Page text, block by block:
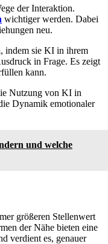
der Interaktion.
wichtiger werden. Dabei
neu.
indem sie KI in ihrem
in Frage. Es zeigt
kann.
Nutzung von KI in
Dynamik emotionaler
und welche
größeren Stellenwert
der Nähe bieten eine
verdient es, genauer